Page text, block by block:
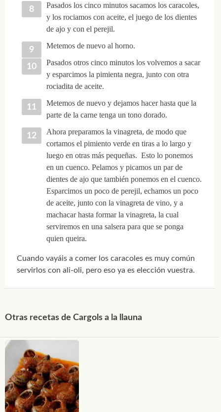
Pasados los cinco minutos sacamos los caracoles,
y los rociamos con aceite, el juego de los dientes
de ajo y con el perejil.
Metemos de nuevo al horno.
Pasados otros cinco minutos los volvemos a sacar
y esparcimos la pimienta negra, junto con otra
rociadita de aceite.
Metemos de nuevo y dejamos hacer hasta que la
parte de la carne tenga un tono dorado.
Ahora preparamos la vinagreta, de modo que
cortamos el pimiento verde en tiras a lo largo y
luego en otras más pequeñas. Esto lo ponemos
en un cuenco. Pelamos y picamos un par de
dientes de ajo que también ponemos en el cuenco.
Esparcimos un poco de perejil, echamos un poco
de aceite, junto con la vinagreta de vino, y a
machacar hasta formar la vinagreta, la cual
serviremos en una salsera para que se ponga
quien queira.
Cuando vayáis a comer los caracoles es muy común
servirlos con ali-oli, pero eso ya es elección vuestra.
Otras recetas de Cargols a la llauna